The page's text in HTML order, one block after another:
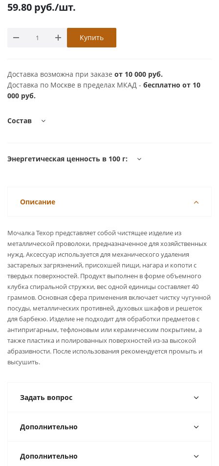
59.80 руб./шт.
Купить
Доставка возможна при заказе от 10 000 руб.
Доставка по Москве в пределах МКАД - бесплатно от 10
000 руб.
Состав
Энергетическая ценность в 100 г:
Описание
Мочалка Техор представляет собой чистящее изделие из
металлической проволоки, предназначенное для хозяйственных
нужд. Аксессуар используется для механического удаления
застарелых загрязнений, присохшей пищи, нагара и копоти с
твердых поверхностей. Продукт выполнен в форме объемного
клубка спиральной стружки, вес одной единицы составляет 40
граммов. Основная сфера применения включает чистку чугунной
посуды, металлических противней, духовых шкафов и решеток
для барбекю. Изделие не подходит для обработки предметов с
антипригарным, тефлоновым или керамическим покрытием, а
также пластика и полированных поверхностей из-за высокой
абразивности. После использования рекомендуется промыть и
высушить.
Задать вопрос
Дополнительно
Дополнительно